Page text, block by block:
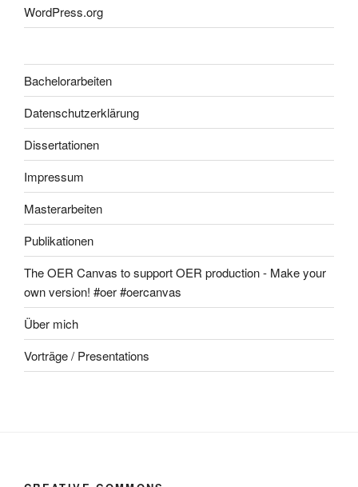
WordPress.org
Bachelorarbeiten
Datenschutzerklärung
Dissertationen
Impressum
Masterarbeiten
Publikationen
The OER Canvas to support OER production - Make your
own version! #oer #oercanvas
Über mich
Vorträge / Presentations